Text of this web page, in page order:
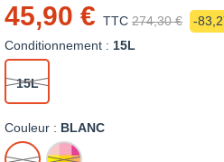
45,90 € TTC 274,30 €
-
Conditionnement : 15L
15L
Couleur : BLANC
BLANC MISE